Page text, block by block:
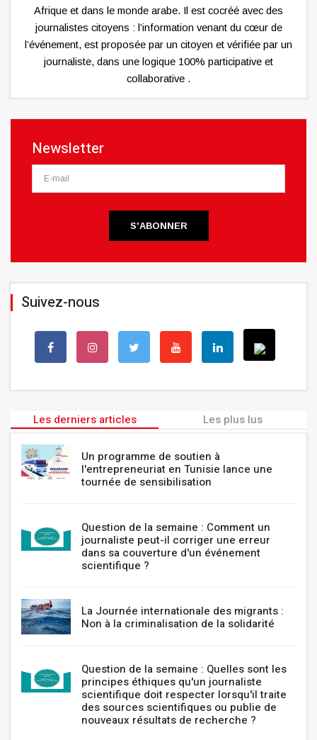
Afrique et dans le monde arabe. Il est cocréé avec des
journalistes citoyens : l’information venant du cœur de
l’événement, est proposée par un citoyen et vérifiée par un
journaliste, dans une logique 100% participative et
collaborative .
Newsletter
S'ABONNER
Suivez-nous
Les derniers articles Les plus lus
Un programme de soutien à
l'entrepreneuriat en Tunisie lance une
tournée de sensibilisation
Question de la semaine : Comment un
journaliste peut-il corriger une erreur
dans sa couverture d'un événement
scientifique ?
La Journée internationale des migrants :
Non à la criminalisation de la solidarité
Question de la semaine : Quelles sont les
principes éthiques qu'un journaliste
scientifique doit respecter lorsqu'il traite
des sources scientifiques ou publie de
nouveaux résultats de recherche ?